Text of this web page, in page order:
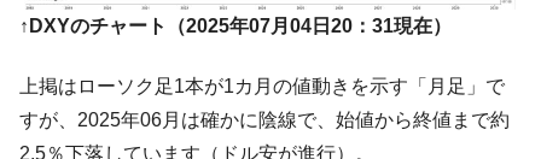
↑DXYのチャート（2025年07月04日20：31現在）
上掲はローソク足1本が1カ月の値動きを示す「月足」で
すが、2025年06月は確かに陰線で、始値から終値まで約
2.5％下落しています（ドル安が進行）。